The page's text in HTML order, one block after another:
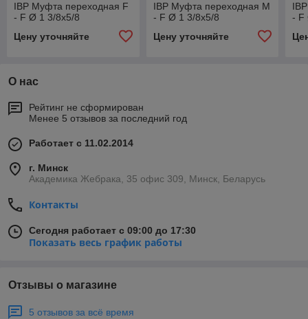
IBP Муфта переходная F
- F Ø 1 3/8x5/8
Цену уточняйте
IBP Муфта переходная M
- F Ø 1 3/8x5/8
Цену уточняйте
- F
О нас
Рейтинг не сформирован
Менее 5 отзывов за последний год
Работает с 11.02.2014
г. Минск
Академика Жебрака, 35 офис 309, Минск, Беларусь
Контакты
Сегодня работает с 09:00 до 17:30
Показать весь график работы
Отзывы о магазине
5 отзывов за всё время